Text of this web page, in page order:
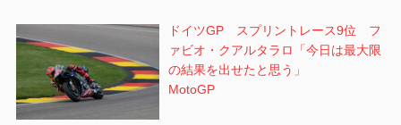
ドイツGP スプリントレース9位 フ
ァビオ・クアルタラロ「今日は最大限
の結果を出せたと思う」
MotoGP